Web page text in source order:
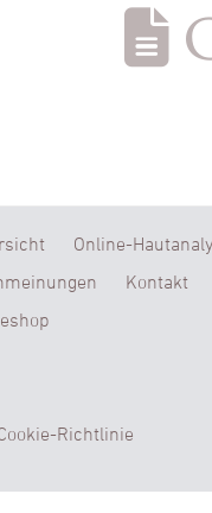
Online-
Kontakt
Richtlinie